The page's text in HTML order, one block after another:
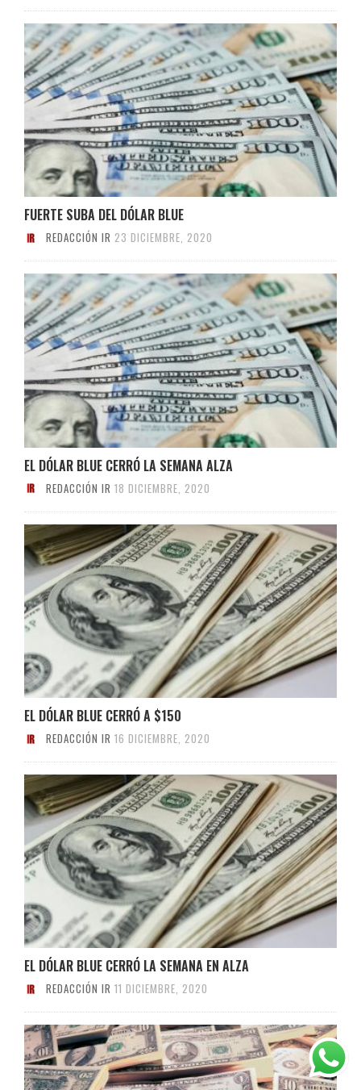
FUERTE SUBA DEL DÓLAR BLUE
REDACCIÓN IR 23 DICIEMBRE, 2020
EL DÓLAR BLUE CERRÓ LA SEMANA ALZA
REDACCIÓN IR 18 DICIEMBRE, 2020
EL DÓLAR BLUE CERRÓ A $150
REDACCIÓN IR 16 DICIEMBRE, 2020
EL DÓLAR BLUE CERRÓ LA SEMANA EN ALZA
REDACCIÓN IR 11 DICIEMBRE, 2020